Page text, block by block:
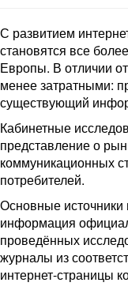
С развитием
становятся все
Европы. В отличии
менее затратными:
существующий
Кабинетные
представление о
коммуникационных
потребителей.
Основные
информация
проведённых
журналы из
интернет-страницы